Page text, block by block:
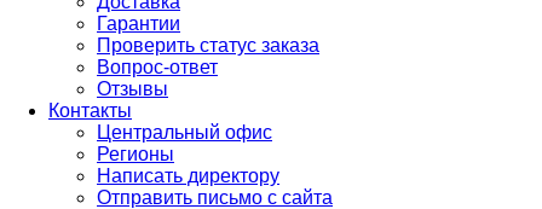
Гарантии
Проверить статус заказа
Вопрос-ответ
Отзывы
Контакты
Центральный офис
Регионы
Написать директору
Отправить письмо с сайта